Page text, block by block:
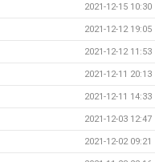
2021-12-15 10:30
2021-12-12 19:05
2021-12-12 11:53
2021-12-11 20:13
2021-12-11 14:33
2021-12-03 12:47
2021-12-02 09:21